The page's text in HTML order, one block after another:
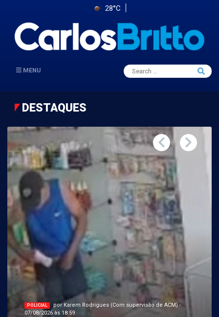
28°C
MENU
Search
for:
Search
DESTAQUES
POLICIAL
por Karem Rodrigues (Com supervisão de ACM) -
07/08/2026 às 18:59